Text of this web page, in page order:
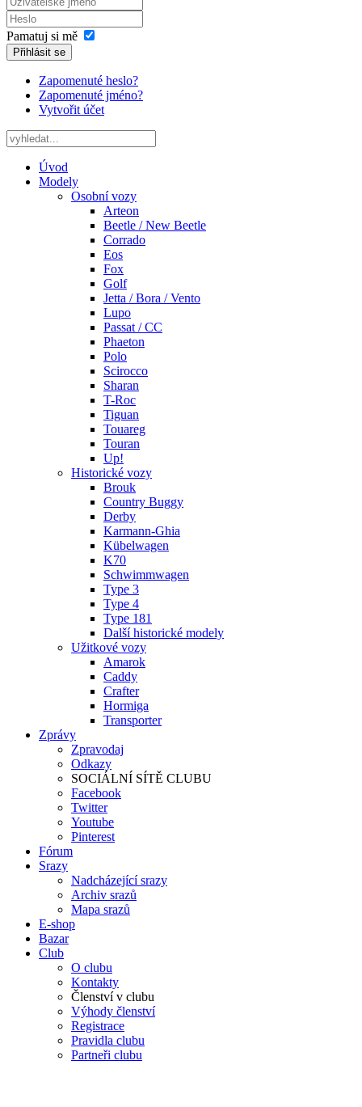
Pamatuj si mě
Přihlásit se
Zapomenuté heslo?
Zapomenuté jméno?
Vytvořit účet
Úvod
Modely
Osobní vozy
Arteon
Beetle / New Beetle
Corrado
Eos
Fox
Golf
Jetta / Bora / Vento
Lupo
Passat / CC
Phaeton
Polo
Scirocco
Sharan
T-Roc
Tiguan
Touareg
Touran
Up!
Historické vozy
Brouk
Country Buggy
Derby
Karmann-Ghia
Kübelwagen
K70
Schwimmwagen
Type 3
Type 4
Type 181
Další historické modely
Užitkové vozy
Amarok
Caddy
Crafter
Hormiga
Transporter
Zprávy
Zpravodaj
Odkazy
SOCIÁLNÍ SÍTĚ CLUBU
Facebook
Twitter
Youtube
Pinterest
Fórum
Srazy
Nadcházející srazy
Archiv srazů
Mapa srazů
E-shop
Bazar
Club
O clubu
Kontakty
Členství v clubu
Výhody členství
Registrace
Pravidla clubu
Partneři clubu